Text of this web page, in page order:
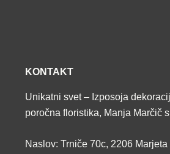
KONTAKT
Unikatni svet – Izposoja
poročna floristika, Manja Marčič
Naslov: Trniče 70c, 2206